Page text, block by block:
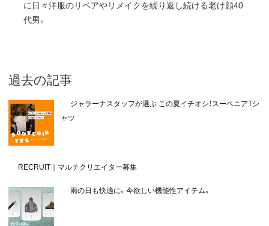
に日々洋服のリペアやリメイクを繰り返し続ける老け顔40
代男。
過去の記事
ジャラーナスタッフが選ぶ この夏イチオシ！スーベニアTシ
ャツ
RECRUIT｜マルチクリエイター募集
雨の日も快適に。今欲しい機能性アイテム。